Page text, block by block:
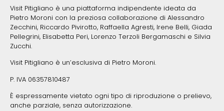
Visit Pitigliano è una piattaforma indipendente ideata da
Pietro Moroni con la preziosa collaborazione di Alessandro
Zecchini, Riccardo Pivirotto, Raffaella Agresti, Irene Belli, Giada
Pellegrini, Elisabetta Peri, Lorenzo Terzoli Bergamaschi e Silvia
Zucchi.
Visit Pitigliano è un’esclusiva di Pietro Moroni.
P. IVA 06357810487
È espressamente vietato ogni tipo di riproduzione o prelievo,
anche parziale, senza autorizzazione.